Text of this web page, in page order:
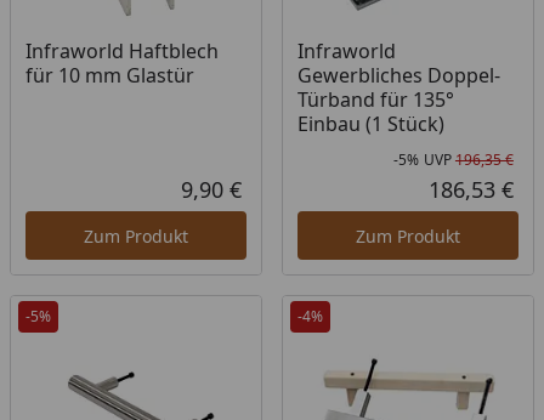
Infraworld Haftblech
für 10 mm Glastür
Aktueller Preis
9,90 €
Zum Produkt
Infraworld
Gewerbliches Doppel-
Türband für 135°
Einbau (1 Stück)
-5% UVP196,35 €
186,53 €
Zum Produkt
-5% -4%